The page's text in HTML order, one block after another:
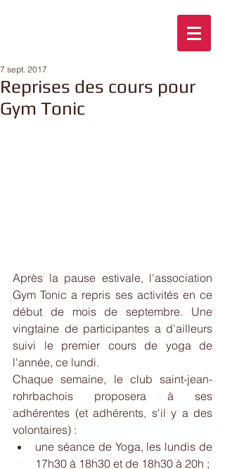
Reprises des cours pour
Gym Tonic
7 sept. 2017
Après la pause estivale, l'association
Gym Tonic a repris ses activités en ce
début de mois de septembre. Une
vingtaine de participantes a d'ailleurs
suivi le premier cours de yoga de
l'année, ce lundi.
Chaque semaine, le club saint-jean-
rohrbachois proposera à ses
adhérentes (et adhérents, s'il y a des
volontaires) :
une séance de Yoga, les lundis de